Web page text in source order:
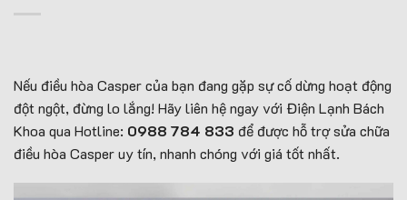
Nếu điều hòa Casper của bạn đang gặp sự cố dừng hoạt động
đột ngột, đừng lo lắng! Hãy liên hệ ngay với Điện Lạnh Bách
Khoa qua Hotline: 0988 784 833 để được hỗ trợ sửa chữa
điều hòa Casper uy tín, nhanh chóng với giá tốt nhất.